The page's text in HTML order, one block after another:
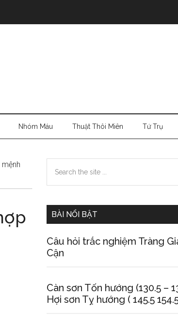
Nhóm Máu Thuật Thôi Miên Tứ Trụ
Primary
Sidebar
the
BÀI NỔI BẬT
Câu hỏi trắc nghiệm Tràng
Cận
Càn sơn Tốn hướng (130.5 –
Hợi sơn Tỵ hướng ( 145.5